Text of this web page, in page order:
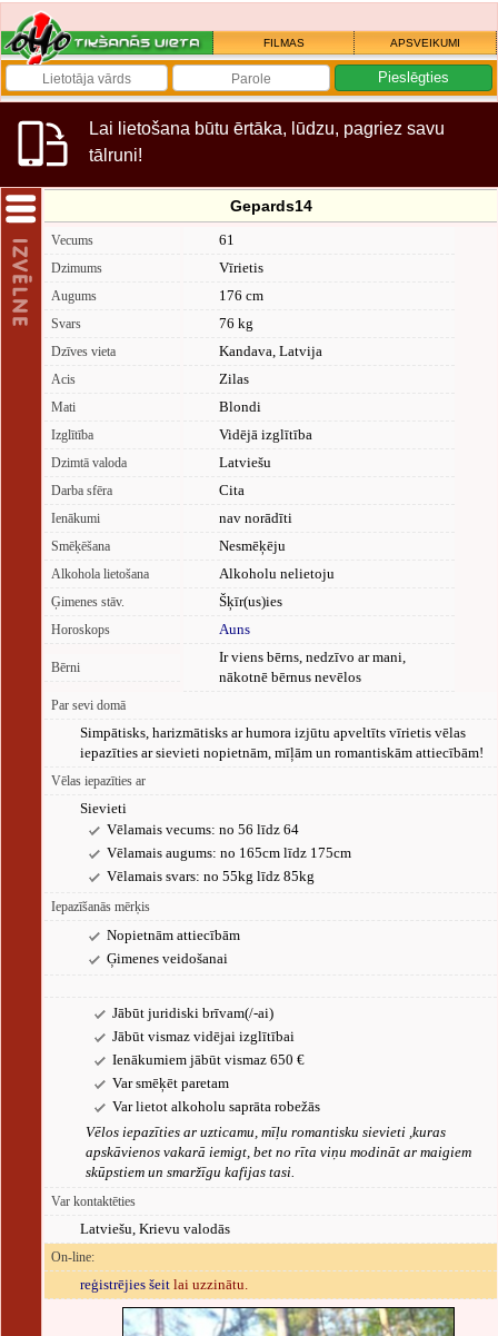
FILMAS APSVEIKUMI
Lai lietošana būtu ērtāka, lūdzu, pagriez savu
tālruni!
Gepards14
Vecums 61
Dzimums Vīrietis
Augums 176 cm
Svars 76 kg
Dzīves vieta Kandava, Latvija
Acis Zilas
Mati Blondi
Izglītība Vidējā izglītība
Dzimtā valoda Latviešu
Darba sfēra Cita
Ienākumi nav norādīti
Smēķēšana Nesmēķēju
Alkohola lietošana Alkoholu nelietoju
Ģimenes stāv. Šķīr(us)ies
Horoskops Auns
Bērni
Ir viens bērns, nedzīvo ar mani,
nākotnē bērnus nevēlos
Par sevi domā
Simpātisks, harizmātisks ar humora izjūtu apveltīts vīrietis vēlas
iepazīties ar sievieti nopietnām, mīļām un romantiskām attiecībām!
Vēlas iepazīties ar
Sievieti
Vēlamais vecums: no 56 līdz 64
Vēlamais augums: no 165cm līdz 175cm
Vēlamais svars: no 55kg līdz 85kg
Iepazīšanās mērķis
Nopietnām attiecībām
Ģimenes veidošanai
Jābūt juridiski brīvam(/-ai)
Jābūt vismaz vidējai izglītībai
Ienākumiem jābūt vismaz 650 €
Var smēķēt paretam
Var lietot alkoholu saprāta robežās
Vēlos iepazīties ar uzticamu, mīļu romantisku sievieti ,kuras
apskāvienos vakarā iemigt, bet no rīta viņu modināt ar maigiem
skūpstiem un smaržīgu kafijas tasi.
Var kontaktēties
Latviešu, Krievu valodās
On-line:
reģistrējies šeit lai uzzinātu.